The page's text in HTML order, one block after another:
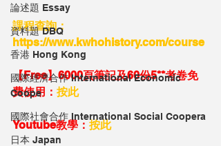
論述題 Essay
資料題 DBQ
香港 Hong Kong
國際經濟合作 International Economic
Coope
國際社會合作 International Social Coopera
日本 Japan
課程查詢：
https://www.kwhohistory.com/course
【Free】6000頁筆記及60份5**考卷免
費使用： 按此
Youtube教學： 按此